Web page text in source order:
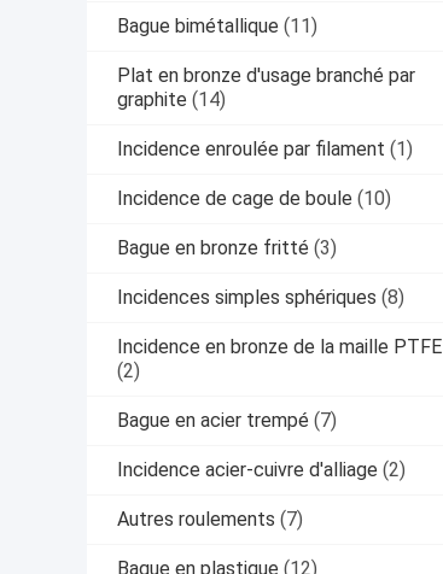
Bague bimétallique (11)
Plat en bronze d'usage branché par
graphite (14)
Incidence enroulée par filament (1)
Incidence de cage de boule (10)
Bague en bronze fritté (3)
Incidences simples sphériques (8)
Incidence en bronze de la maille PTFE
(2)
Bague en acier trempé (7)
Incidence acier-cuivre d'alliage (2)
Autres roulements (7)
Bague en plastique (12)